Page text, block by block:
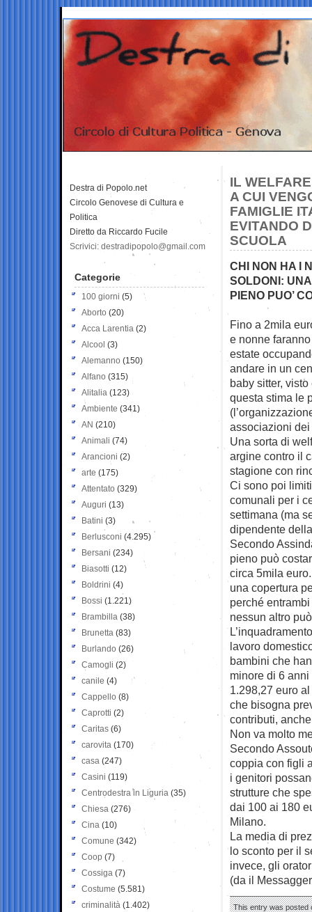
IL
A CUI
FAMIGLIE
EVITANDO
SCUOLA
CHI NON HA I
SOLDONI:
PIENO PUO’
Fino a 2mila
e nonne
estate
andare in un
baby sitter,
questa stima le
associazioni
Una sorta di
argine contro il
stagione con
Ci sono poi
comunali per i
settimana (ma
dipendente
Secondo
pieno può
circa 5mila
una copertura
perché
nessun altro
lavoro
bambini che
minore di 6
1.298,27 euro
che bisogna
contributi,
Non va molto
Secondo
coppia con figli
i genitori
strutture che
dai 100 ai 180
Milano.
La media di
lo sconto per il
invece, gli
(da il
This entry was posted
Destra di Popolo.net
Circolo Genovese di Cultura e
Politica
Diretto da Riccardo Fucile
Scrivici: destradipopolo@gmail.com
Categorie
100 giorni (5)
Aborto (20)
Acca Larentia (2)
Alcool (3)
Alemanno (150)
Alfano (315)
Alitalia (123)
Ambiente (341)
AN (210)
Animali (74)
Arancioni (2)
arte (175)
Attentato (329)
Auguri (13)
Batini (3)
Berlusconi (4.295)
Bersani (234)
Biasotti (12)
Boldrini (4)
Bossi (1.221)
Brambilla (38)
Brunetta (83)
Burlando (26)
Camogli (2)
canile (4)
Cappello (8)
Caprotti (2)
Caritas (6)
carovita (170)
casa (247)
Casini (119)
Centrodestra in Liguria (35)
Chiesa (276)
Cina (10)
Comune (342)
Coop (7)
Cossiga (7)
Costume (5.581)
criminalità (1.402)